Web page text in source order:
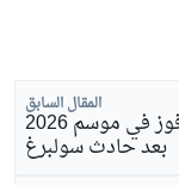
المقال السابق
رالي جزر الكناري: أوجييه يحقق أول فوز في موسم 2026
بعد حادث سولبرغ